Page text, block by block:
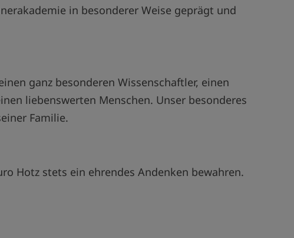
in besonderer Weise geprägt und
ganz besonderen Wissenschaftler, einen
liebenswerten Menschen. Unser besonderes
Familie.
Hotz stets ein ehrendes Andenken bewahren.